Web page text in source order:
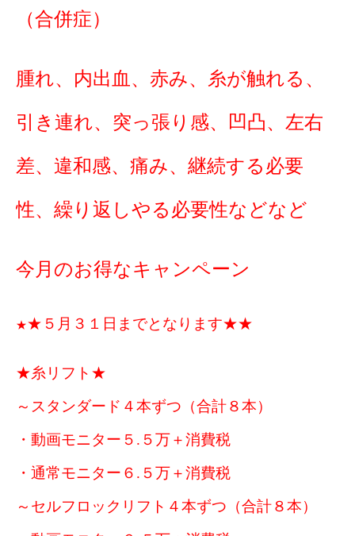
（合併症）
腫れ、内出血、赤み、糸が触れる、
引き連れ、突っ張り感、凹凸、左右
差、違和感、痛み、継続する必要
性、繰り返しやる必要性などなど
今月のお得なキャンペーン
★★５月３１日までとなります★★
★糸リフト★
～スタンダード４本ずつ（合計８本）
・動画モニター５.５万＋消費税
・通常モニター６.５万＋消費税
～セルフロックリフト４本ずつ（合計８本）